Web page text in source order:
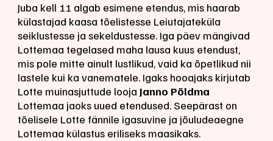
Juba kell 11 algab esimene etendus, mis haarab
külastajad kaasa tõelistesse Leiutajateküla
seiklustesse ja sekeldustesse. Iga päev mängivad
Lottemaa tegelased maha lausa kuus etendust,
mis pole mitte ainult lustlikud, vaid ka õpetlikud nii
lastele kui ka vanematele. Igaks hooajaks kirjutab
Lotte muinasjuttude looja Janno Põldma
Lottemaa jaoks uued etendused. Seepärast on
tõelisele Lotte fännile igasuvine ja jõuludeaegne
Lottemaa külastus eriliseks maasikaks.